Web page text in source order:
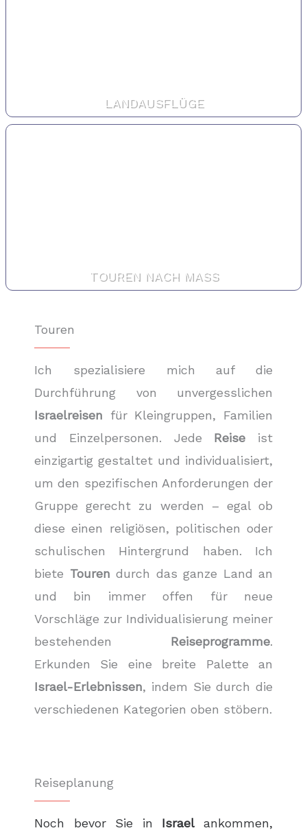
LANDAUSFLÜGE
TOUREN NACH MASS
Touren
Ich spezialisiere mich auf die
Durchführung von unvergesslichen
Israelreisen für Kleingruppen, Familien
und Einzelpersonen. Jede Reise ist
einzigartig gestaltet und individualisiert,
um den spezifischen Anforderungen der
Gruppe gerecht zu werden – egal ob
diese einen religiösen, politischen oder
schulischen Hintergrund haben. Ich
biete Touren durch das ganze Land an
und bin immer offen für neue
Vorschläge zur Individualisierung meiner
bestehenden Reiseprogramme.
Erkunden Sie eine breite Palette an
Israel-Erlebnissen, indem Sie durch die
verschiedenen Kategorien oben stöbern.
Reiseplanung
Noch bevor Sie in Israelankommen,